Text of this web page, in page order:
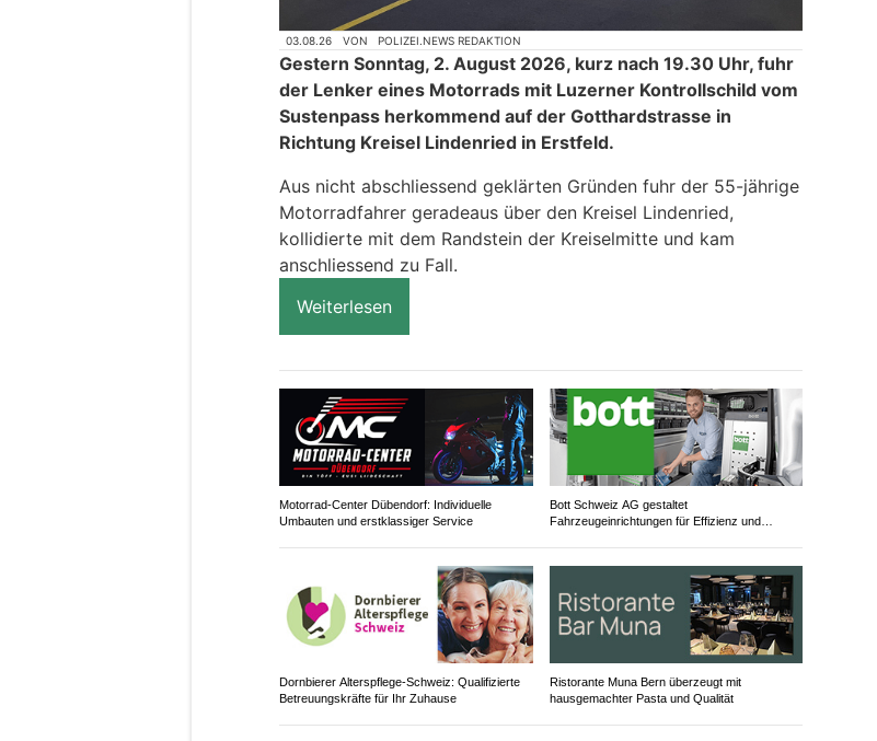
03.08.26 VON POLIZEI.NEWS REDAKTION
Gestern Sonntag, 2. August 2026, kurz nach 19.30 Uhr, fuhr
der Lenker eines Motorrads mit Luzerner Kontrollschild vom
Sustenpass herkommend auf der Gotthardstrasse in
Richtung Kreisel Lindenried in Erstfeld.
Aus nicht abschliessend geklärten Gründen fuhr der 55-jährige
Motorradfahrer geradeaus über den Kreisel Lindenried,
kollidierte mit dem Randstein der Kreiselmitte und kam
anschliessend zu Fall.
Weiterlesen
Motorrad-Center Dübendorf: Individuelle
Umbauten und erstklassiger Service
Bott Schweiz AG gestaltet
Fahrzeugeinrichtungen für Effizienz und
Dornbierer Alterspflege-Schweiz: Qualifizierte
Betreuungskräfte für Ihr Zuhause
Ristorante Muna Bern überzeugt mit
hausgemachter Pasta und Qualität